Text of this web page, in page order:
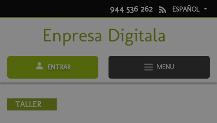
944 536 262 ESPAÑOL
ENTRAR MENU
TALLER